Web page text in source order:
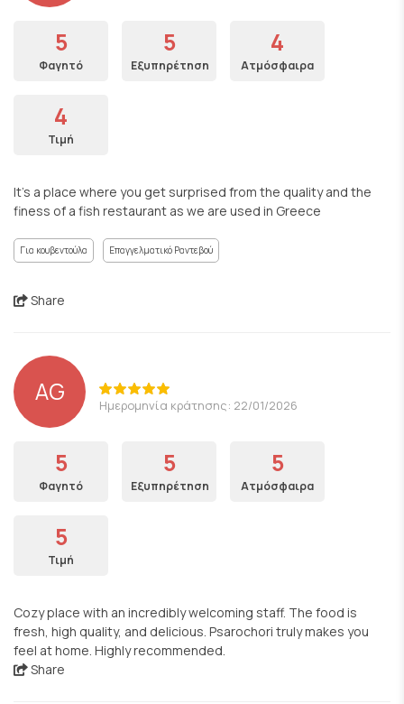
5
Φαγητό
5
Εξυπηρέτηση
4
Ατμόσφαιρα
4
Τιμή
It’s a place where you get surprised from the quality and the
finess of a fish restaurant as we are used in Greece
Για κουβεντούλα Επαγγελματικό Ραντεβού
Share
AG Ημερομηνία κράτησης: 22/01/2026
5
Φαγητό
5
Εξυπηρέτηση
5
Ατμόσφαιρα
5
Τιμή
Cozy place with an incredibly welcoming staff. The food is
fresh, high quality, and delicious. Psarochori truly makes you
feel at home. Highly recommended.
Share